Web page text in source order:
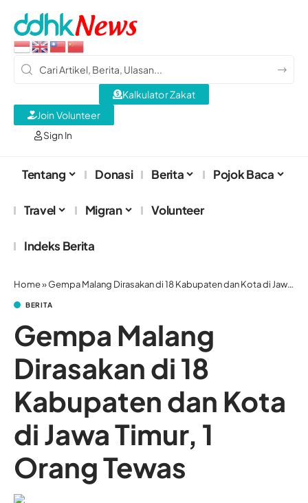
Sign In
Kalkulator Zakat
Join Volunteer
Tentang Donasi Berita Pojok Baca
Travel Migran Volunteer
Indeks Berita
Home»Gempa Malang Dirasakan di 18 Kabupaten dan Kota di Jawa Timur, 1 Orang Tewas
BERITA
Gempa Malang
Dirasakan di 18
Kabupaten dan Kota
di Jawa Timur, 1
Orang Tewas